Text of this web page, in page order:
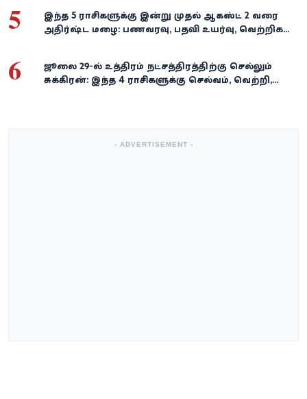
5
இந்த 5 ராசிகளுக்கு இன்று முதல் ஆகஸ்ட் 2 வரை
அதிர்ஷ்ட மழை: பணவரவு, பதவி உயர்வு, வெற்றிகள்
6
ஜூலை 29-ல் உத்திரம் நட்சத்திரத்திற்கு செல்லும்
சுக்கிரன்: இந்த 4 ராசிகளுக்கு செல்வம், வெற்றி,
- ADVERTISEMENT -